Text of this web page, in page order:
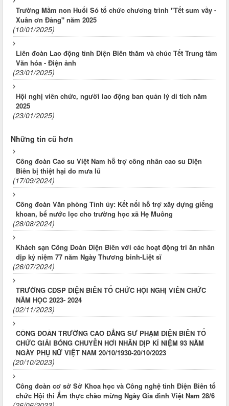
Trường Mầm non Huổi Só tổ chức chương trình "Tết sum vầy -
Xuân ơn Đảng" năm 2025
(10/01/2025)
Liên đoàn Lao động tỉnh Điện Biên thăm và chúc Tết Trung tâm
Văn hóa - Điện ảnh
(23/01/2025)
Hội nghị viên chức, người lao động ban quản lý di tích năm
2025
(23/01/2025)
Những tin cũ hơn
Công đoàn Cao su Việt Nam hỗ trợ công nhân cao su Điện
Biên bị thiệt hại do mưa lũ
(17/09/2024)
Công đoàn Văn phòng Tỉnh ủy: Kết nối hỗ trợ xây dựng giếng
khoan, bể nước lọc cho trường học xã Hẹ Muông
(28/08/2024)
Khách sạn Công Đoàn Điện Biên với các hoạt động tri ân nhân
dịp kỷ niệm 77 năm Ngày Thương binh-Liệt sĩ
(26/07/2024)
TRƯỜNG CĐSP ĐIỆN BIÊN TỔ CHỨC HỘI NGHỊ VIÊN CHỨC
NĂM HỌC 2023- 2024
(02/11/2023)
CÔNG ĐOÀN TRƯỜNG CAO ĐẲNG SƯ PHẠM ĐIỆN BIÊN TỔ
CHỨC GIẢI BÓNG CHUYỀN HƠI NHÂN DỊP KỈ NIỆM 93 NĂM
NGÀY PHỤ NỮ VIỆT NAM 20/10/1930-20/10/2023
(20/10/2023)
Công đoàn cơ sở Sở Khoa học và Công nghệ tỉnh Điện Biên tổ
chức Hội thi Ẩm thực chào mừng Ngày Gia đình Việt Nam 28/6